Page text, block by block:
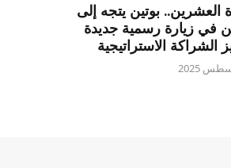
العشرين.. بوتين يتجه إلى
في زيارة رسمية جديدة
الشراكة الاستراتيجية